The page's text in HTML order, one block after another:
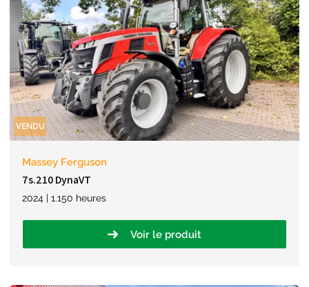
VENDU
Massey Ferguson
7s.210 DynaVT
2024 | 1.150 heures
Voir le produit